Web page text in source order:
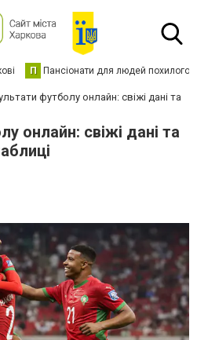
П Пансіонати для людей похилого
футболу онлайн: свіжі дані та
онлайн: свіжі дані та